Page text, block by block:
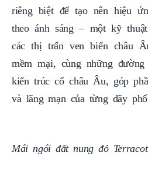
riêng biệt để tạo nên hiệu
theo ánh sáng – một kỹ
các thị trấn ven biển châu
mềm mại, cùng những
kiến trúc cổ châu Âu, góp
và lãng mạn của từng dãy
Mái ngói đất nung đỏ